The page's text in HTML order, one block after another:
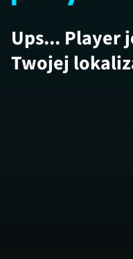
Ups... Player
Twojej